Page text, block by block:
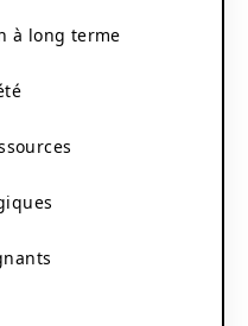
à long terme